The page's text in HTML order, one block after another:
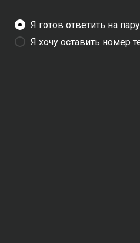
Я готов ответить на
Я хочу оставить номер